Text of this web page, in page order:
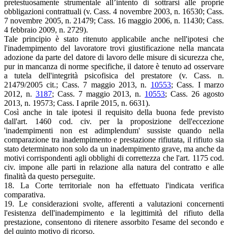
pretestuosamente strumentale all’intento di sottrarsi alle proprie
obbligazioni contrattuali (v. Cass. 4 novembre 2003, n. 16530; Cass.
7 novembre 2005, n. 21479; Cass. 16 maggio 2006, n. 11430; Cass.
4 febbraio 2009, n. 2729).
Tale principio è stato ritenuto applicabile anche nell'ipotesi che
l'inadempimento del lavoratore trovi giustificazione nella mancata
adozione da parte del datore di lavoro delle misure di sicurezza che,
pur in mancanza di norme specifiche, il datore è tenuto ad osservare
a tutela dell'integrità psicofisica del prestatore (v. Cass. n.
21479/2005 cit.; Cass. 7 maggio 2013, n. 10553; Cass. I marzo
2012, n. 3187; Cass. 7 maggio 2013, n. 10553; Cass. 26 agosto
2013, n. 19573; Cass. I aprile 2015, n. 6631).
Così anche in tale ipotesi il requisito della buona fede previsto
dall'art. 1460 cod. civ. per la proposizione dell'eccezione
'inadempimenti non est adimplendum' sussiste quando nella
comparazione tra inadempimento e prestazione rifiutata, il rifiuto sia
stato determinato non solo da un inadempimento grave, ma anche da
motivi corrispondenti agli obblighi di correttezza che l'art. 1175 cod.
civ. impone alle parti in relazione alla natura del contratto e alle
finalità da questo perseguite.
18. La Corte territoriale non ha effettuato l'indicata verifica
comparativa.
19. Le considerazioni svolte, afferenti a valutazioni concernenti
l'esistenza dell'inadempimento e la legittimità del rifiuto della
prestazione, consentono di ritenere assorbito l'esame del secondo e
del quinto motivo di ricorso.